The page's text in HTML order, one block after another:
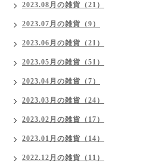
2023.08月の雑貨（21）
2023.07月の雑貨（9）
2023.06月の雑貨（21）
2023.05月の雑貨（51）
2023.04月の雑貨（7）
2023.03月の雑貨（24）
2023.02月の雑貨（17）
2023.01月の雑貨（14）
2022.12月の雑貨（11）